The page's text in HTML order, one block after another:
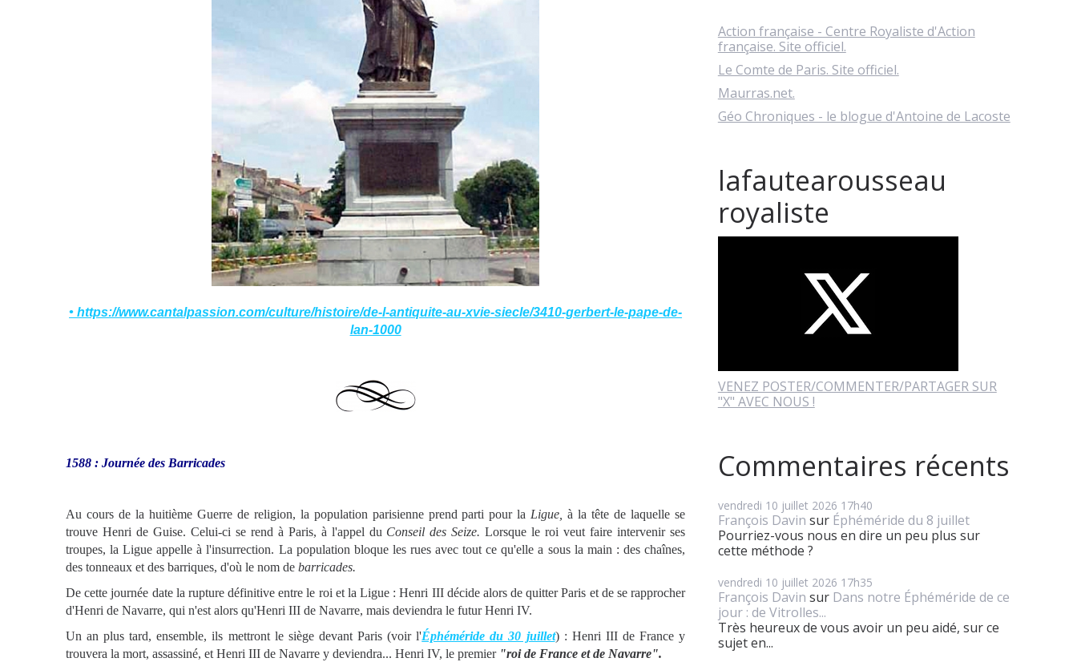
• https://www.cantalpassion.com/culture/histoire/de-l-antiquite-au-xvie-siecle/3410-gerbert-le-pape-de-
lan-1000
1588 : Journée des Barricades
Au cours de la huitième Guerre de religion, la population parisienne prend parti pour la Ligue, à la tête de laquelle se
trouve Henri de Guise. Celui-ci se rend à Paris, à l'appel du Conseil des Seize. Lorsque le roi veut faire intervenir ses
troupes, la Ligue appelle à l'insurrection. La population bloque les rues avec tout ce qu'elle a sous la main : des chaînes,
des tonneaux et des barriques, d'où le nom de barricades.
De cette journée date la rupture définitive entre le roi et la Ligue : Henri III décide alors de quitter Paris et de se rapprocher
d'Henri de Navarre, qui n'est alors qu'Henri III de Navarre, mais deviendra le futur Henri IV.
Un an plus tard, ensemble, ils mettront le siège devant Paris (voir l'Éphéméride du 30 juillet) : Henri III de France y
trouvera la mort, assassiné, et Henri III de Navarre y deviendra... Henri IV, le premier "roi de France et de Navarre".
Action française - Centre Royaliste d'Action
française. Site officiel.
Le Comte de Paris. Site officiel.
Maurras.net.
Géo Chroniques - le blogue d'Antoine de Lacoste
lafautearousseau
royaliste
VENEZ POSTER/COMMENTER/PARTAGER SUR
"X" AVEC NOUS !
Commentaires récents
vendredi 10 juillet 2026 17h40
François Davin sur Éphéméride du 8 juillet
Pourriez-vous nous en dire un peu plus sur
cette méthode ?
vendredi 10 juillet 2026 17h35
François Davin sur Dans notre Éphéméride de ce
jour : de Vitrolles...
Très heureux de vous avoir un peu aidé, sur ce
sujet en...